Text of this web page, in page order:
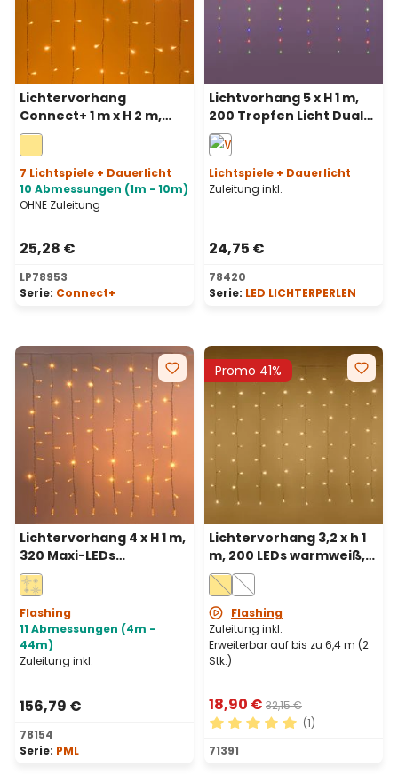
Lichtervorhang
Connect+ 1 m x H 2 m,
200 LEDs Warmweiß,
transparentes Kabel,
erweiterbar
7 Lichtspiele + Dauerlicht
10 Abmessungen (1m - 10m)
OHNE Zuleitung
25,28 €
LP78953
Serie: Connect+
Lichtvorhang 5 x H 1 m,
200 Tropfen Licht Dual
Color, warmweiße und
multicolor LEDs,
transparentes Kabel
Lichtspiele + Dauerlicht
Zuleitung inkl.
24,75 €
78420
Serie: LED LICHTERPERLEN
Lichtervorhang 4 x H 1 m,
320 Maxi-LEDs
Warmweiß, FlashLEDs
warmweiß, weißes
Kabel, erweiterbar, IP67
Flashing
11 Abmessungen (4m -
44m)
Zuleitung inkl.
156,79 €
78154
Serie: PML
Promo 41%
Lichtervorhang 3,2 x h 1
m, 200 LEDs warmweiß,
weißes Kabel,
erweiterbar
Flashing
Zuleitung inkl.
Erweiterbar auf bis zu 6,4 m (2
Stk.)
18,90 € 32,15 €
Durchschnittliche
(1)
71391